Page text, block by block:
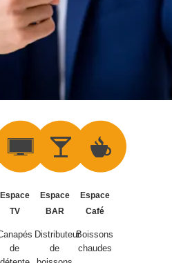
Espace
TV
de
Espace
BAR
Distributeur
de
Espace
Café
Boissons
chaudes